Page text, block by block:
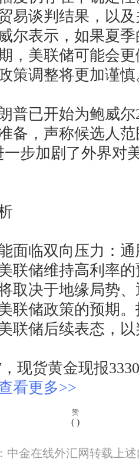
易谈判结果，以
尔表示，如果夏
，美联储可能会
策调整将更加谨慎
已开始为鲍威尔
备，声称候选人
步加剧了外界对
临双向压力：通
联储维持高利率
取决于地缘局势
联储政策的预期
联储后续表态，
货黄金现报
看更多>>
赞
( )
中金在线外汇网转载上